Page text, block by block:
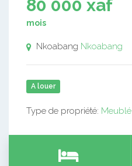
80 000 xaf
mois
Nkoabang Nkoabang
A louer
Type de propriété: Meublé